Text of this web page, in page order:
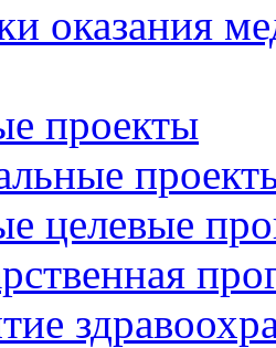
оказания
проекты
целевые